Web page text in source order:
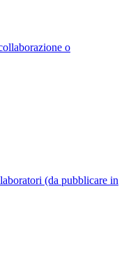
o
(da pubblicare in